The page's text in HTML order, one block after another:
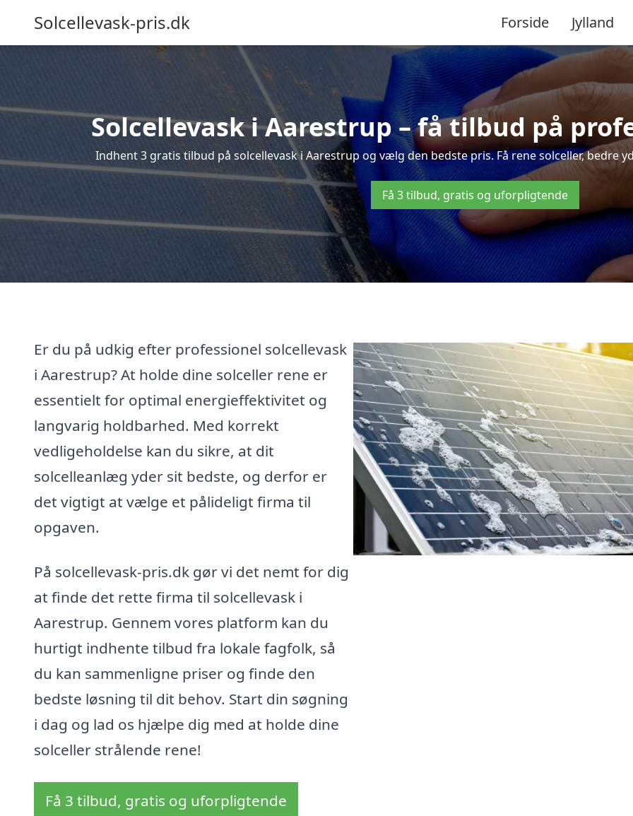
Solcellevask-pris.dk Forside Jylland
Solcellevask i Aarestrup – få tilbud på
Indhent 3 gratis tilbud på solcellevask i Aarestrup og vælg den bedste pris. Få rene solceller, bedre
Få 3 tilbud, gratis og uforpligtende
Er du på udkig efter professionel solcellevask
i Aarestrup? At holde dine solceller rene er
essentielt for optimal energieffektivitet og
langvarig holdbarhed. Med korrekt
vedligeholdelse kan du sikre, at dit
solcelleanlæg yder sit bedste, og derfor er
det vigtigt at vælge et pålideligt firma til
opgaven.
På solcellevask-pris.dk gør vi det nemt for dig
at finde det rette firma til solcellevask i
Aarestrup. Gennem vores platform kan du
hurtigt indhente tilbud fra lokale fagfolk, så
du kan sammenligne priser og finde den
bedste løsning til dit behov. Start din søgning
i dag og lad os hjælpe dig med at holde dine
solceller strålende rene!
Få 3 tilbud, gratis og uforpligtende